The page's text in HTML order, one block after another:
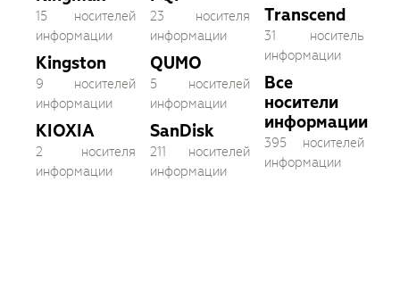
15 носителей
информации
Kingston
9 носителей
информации
KIOXIA
2 носителя
информации
23 носителя
информации
QUMO
5 носителей
информации
SanDisk
211 носителей
информации
Transcend
31 носитель
информации
Все
носители
информации
395 носителей
информации